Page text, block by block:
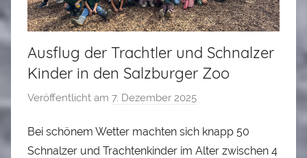
Ausflug der Trachtler und Schnalzer
Kinder in den Salzburger Zoo
Veröffentlicht am 7. Dezember 2025
n
A
Bei schönem Wetter machten sich knapp 50
Schnalzer und Trachtenkinder im Alter zwischen 4